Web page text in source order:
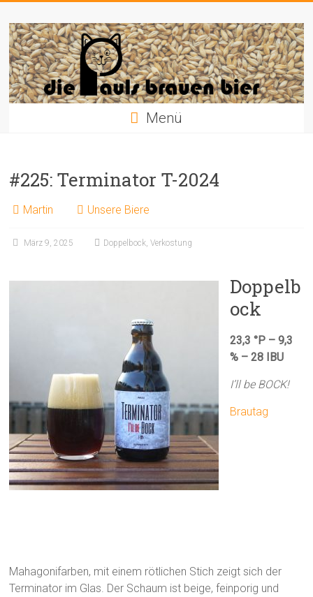
Inhalt
springen
Die
Pauls
brauen
Bier
Menü
#225: Terminator T-2024
Martin Unsere Biere
März 9, 2025 Doppelbock,Verkostung
Doppelb
ock
23,3 °P – 9,3
% – 28 IBU
I’ll be BOCK!
Brautag
Mahagonifarben, mit einem rötlichen Stich zeigt sich der
Terminator im Glas. Der Schaum ist beige, feinporig und